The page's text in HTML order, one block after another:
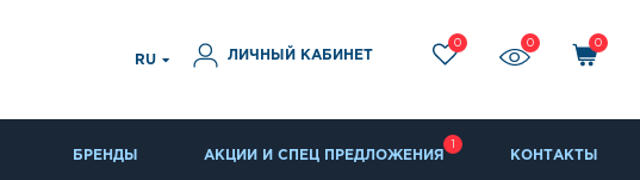
RU ЛИЧНЫЙ КАБИНЕТ
0 0 0
БРЕНДЫ АКЦИИ И СПЕЦ ПРЕДЛОЖЕНИЯ КОНТАКТЫ